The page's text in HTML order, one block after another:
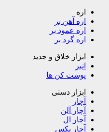
اره
اره آهن بر
اره عمود بر
اره گرد بر
ابزار خلاق و جدید
انبر
پوست کن ها
ابزار دستی
آچار
آچار آلن
آچار ال
آچار بکس